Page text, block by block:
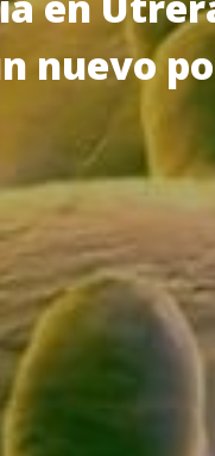
nuevo